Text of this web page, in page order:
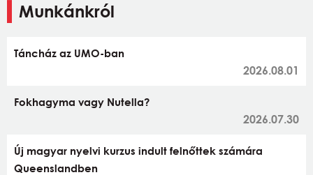
Munkánkról
Táncház az UMO-ban
2026.08.01
Fokhagyma vagy Nutella?
2026.07.30
Új magyar nyelvi kurzus indult felnőttek számára
Queenslandben